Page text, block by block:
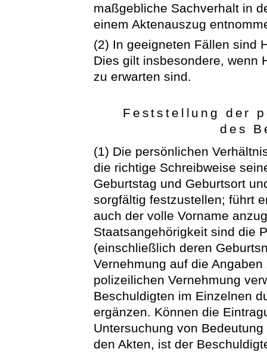
maßgebliche Sachverhalt in
einem Aktenauszug
(2) In geeigneten Fällen sind
Dies gilt insbesondere, wenn
zu erwarten sind.
Feststellung der
des
(1) Die persönlichen
die richtige Schreibweise
Geburtstag und Geburtsort
sorgfältig festzustellen; führt
auch der volle Vorname
Staatsangehörigkeit sind die
(einschließlich deren
Vernehmung auf die
polizeilichen Vernehmung
Beschuldigten im Einzelnen
ergänzen. Können die
Untersuchung von
den Akten, ist der